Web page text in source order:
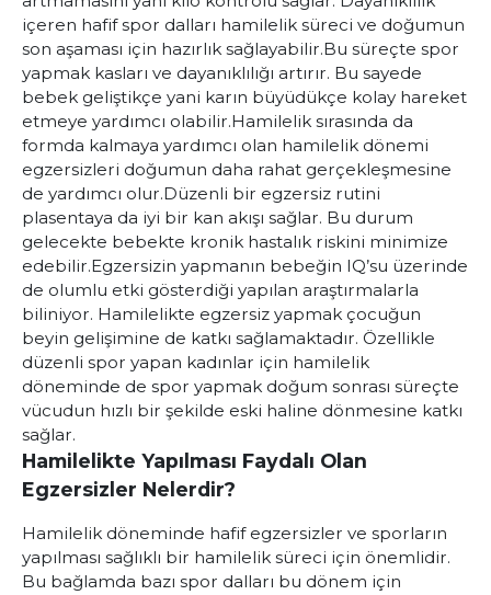
içeren hafif spor dalları hamilelik süreci ve doğumun
son aşaması için hazırlık sağlayabilir.Bu süreçte spor
yapmak kasları ve dayanıklılığı artırır. Bu sayede
bebek geliştikçe yani karın büyüdükçe kolay hareket
etmeye yardımcı olabilir.Hamilelik sırasında da
formda kalmaya yardımcı olan hamilelik dönemi
egzersizleri doğumun daha rahat gerçekleşmesine
de yardımcı olur.Düzenli bir egzersiz rutini
plasentaya da iyi bir kan akışı sağlar. Bu durum
gelecekte bebekte kronik hastalık riskini minimize
edebilir.Egzersizin yapmanın bebeğin IQ’su üzerinde
de olumlu etki gösterdiği yapılan araştırmalarla
biliniyor. Hamilelikte egzersiz yapmak çocuğun
beyin gelişimine de katkı sağlamaktadır. Özellikle
düzenli spor yapan kadınlar için hamilelik
döneminde de spor yapmak doğum sonrası süreçte
vücudun hızlı bir şekilde eski haline dönmesine katkı
sağlar.
Hamilelikte Yapılması Faydalı Olan
Egzersizler Nelerdir?
Hamilelik döneminde hafif egzersizler ve sporların
yapılması sağlıklı bir hamilelik süreci için önemlidir.
Bu bağlamda bazı spor dalları bu dönem için